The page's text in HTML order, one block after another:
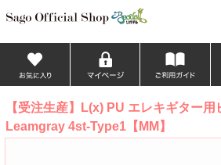
【受注生産】L(x) PU エレキギター用
Leamgray 4st-Type1【MM】